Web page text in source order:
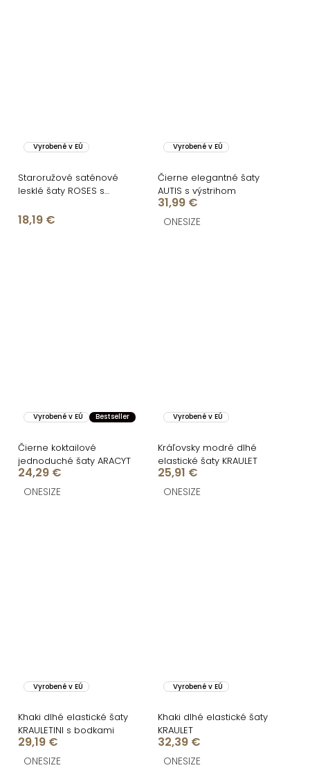
Vyrobené v EÚ
Staroružové saténové
lesklé šaty ROSES s
18,19 €
Vyrobené v EÚ
Čierne elegantné šaty
AUTIS s výstrihom
31,99 €
ONESIZE
Vyrobené v EÚ Bestseller
Čierne koktailové
jednoduché šaty ARACYT
24,29 €
ONESIZE
Vyrobené v EÚ
Kráľovsky modré dlhé
elastické šaty KRAULET
25,91 €
ONESIZE
Vyrobené v EÚ
Khaki dlhé elastické šaty
KRAULETINI s bodkami
29,19 €
ONESIZE
Vyrobené v EÚ
Khaki dlhé elastické šaty
KRAULET
32,39 €
ONESIZE